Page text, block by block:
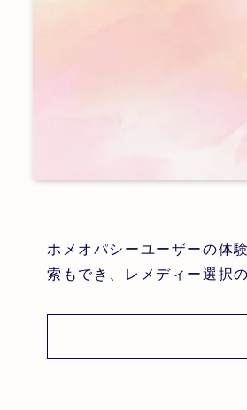
ホメオパシーユーザーの体
索もでき、レメディー選択